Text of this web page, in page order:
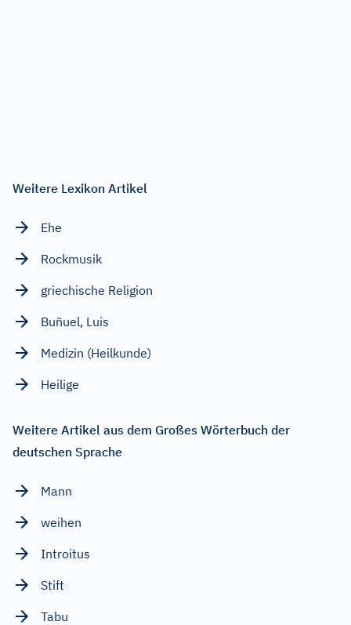
Weitere Lexikon Artikel
Ehe
Rockmusik
griechische Religion
Buñuel, Luis
Medizin (Heilkunde)
Heilige
Weitere Artikel aus dem Großes Wörterbuch der
deutschen Sprache
Mann
weihen
Introitus
Stift
Tabu